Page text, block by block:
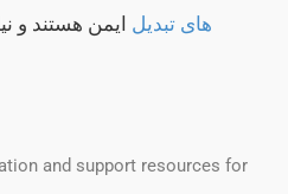
PST APIهای تبدیل ایمن هستند و
and support resources for